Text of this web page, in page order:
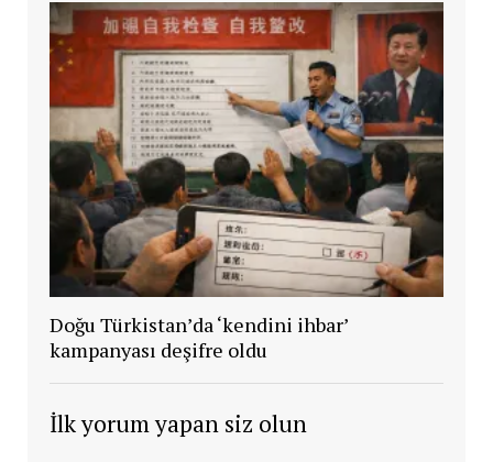
Doğu Türkistan’da ‘kendini ihbar’
kampanyası deşifre oldu
İlk yorum yapan siz olun